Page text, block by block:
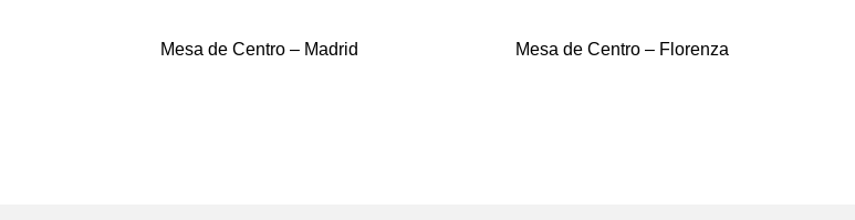
Mesa de Centro – Madrid Mesa de Centro – Florenza